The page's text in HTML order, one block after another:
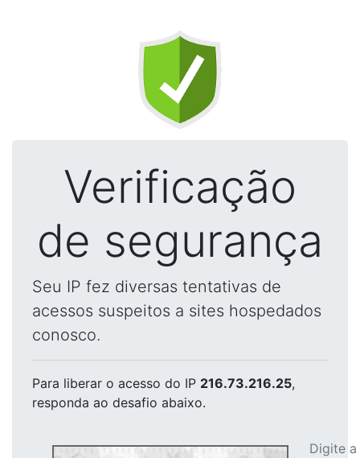
Verificação
de segurança
Seu IP fez diversas tentativas de
acessos suspeitos a sites hospedados
conosco.
Para liberar o acesso do IP 216.73.216.25,
responda ao desafio abaixo.
Digite